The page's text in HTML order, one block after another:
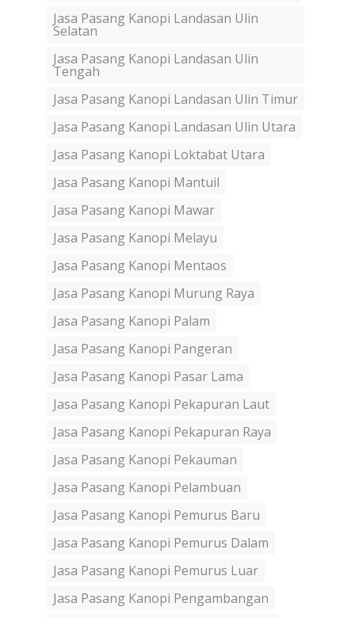
Jasa Pasang Kanopi Landasan Ulin
Selatan
Jasa Pasang Kanopi Landasan Ulin
Tengah
Jasa Pasang Kanopi Landasan Ulin Timur
Jasa Pasang Kanopi Landasan Ulin Utara
Jasa Pasang Kanopi Loktabat Utara
Jasa Pasang Kanopi Mantuil
Jasa Pasang Kanopi Mawar
Jasa Pasang Kanopi Melayu
Jasa Pasang Kanopi Mentaos
Jasa Pasang Kanopi Murung Raya
Jasa Pasang Kanopi Palam
Jasa Pasang Kanopi Pangeran
Jasa Pasang Kanopi Pasar Lama
Jasa Pasang Kanopi Pekapuran Laut
Jasa Pasang Kanopi Pekapuran Raya
Jasa Pasang Kanopi Pekauman
Jasa Pasang Kanopi Pelambuan
Jasa Pasang Kanopi Pemurus Baru
Jasa Pasang Kanopi Pemurus Dalam
Jasa Pasang Kanopi Pemurus Luar
Jasa Pasang Kanopi Pengambangan